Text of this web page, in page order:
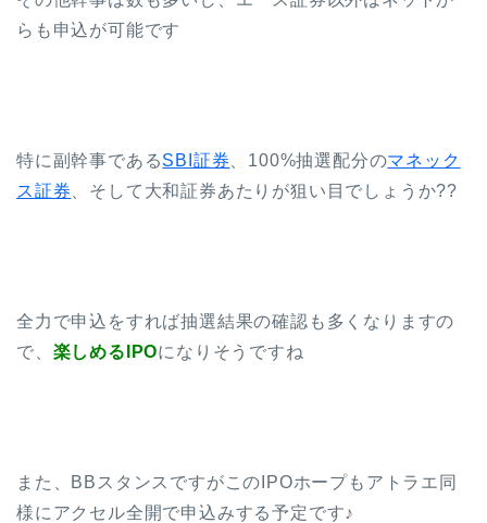
らも申込が可能です
特に副幹事であるSBI証券 、100%抽選配分のマネック
ス証券 、そして大和証券あたりが狙い目でしょうか??
全力で申込をすれば抽選結果の確認も多くなりますの
で、 楽しめるIPOになりそうですね
また、BBスタンスですがこのIPOホープもアトラエ同
様にアクセル全開で申込みする予定です♪